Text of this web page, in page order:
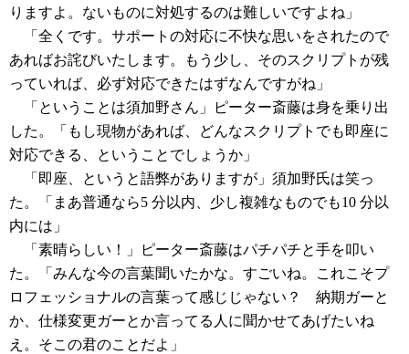
りますよ。ないものに対処するのは難しいですよね」
「全くです。サポートの対応に不快な思いをされたので
あればお詫びいたします。もう少し、そのスクリプトが残
っていれば、必ず対応できたはずなんですがね」
「ということは須加野さん」ピーター斎藤は身を乗り出
した。「もし現物があれば、どんなスクリプトでも即座に
対応できる、ということでしょうか」
「即座、というと語弊がありますが」須加野氏は笑っ
た。「まあ普通なら5 分以内、少し複雑なものでも10 分以
内には」
「素晴らしい！」ピーター斎藤はパチパチと手を叩い
た。「みんな今の言葉聞いたかな。すごいね。これこそプ
ロフェッショナルの言葉って感じじゃない？ 納期ガーと
か、仕様変更ガーとか言ってる人に聞かせてあげたいね
え。そこの君のことだよ」